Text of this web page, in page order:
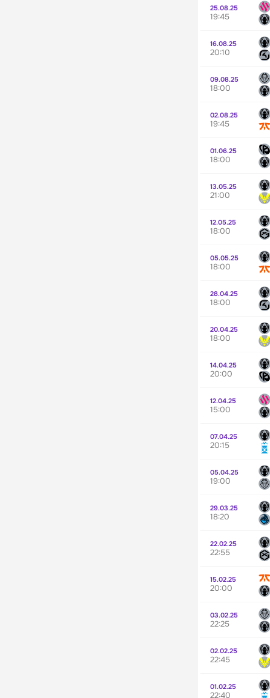
25.08.25
19:45
16.08.25
20:10
09.08.25
18:00
02.08.25
19:45
01.06.25
18:00
13.05.25
21:00
12.05.25
18:00
05.05.25
18:00
28.04.25
18:00
20.04.25
18:00
14.04.25
20:00
12.04.25
15:00
07.04.25
20:15
05.04.25
19:00
29.03.25
18:20
22.02.25
22:55
15.02.25
20:00
03.02.25
22:25
02.02.25
22:45
01.02.25
22:40